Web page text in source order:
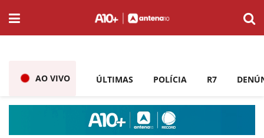
AO VIVO ÚLTIMAS POLÍCIA R7